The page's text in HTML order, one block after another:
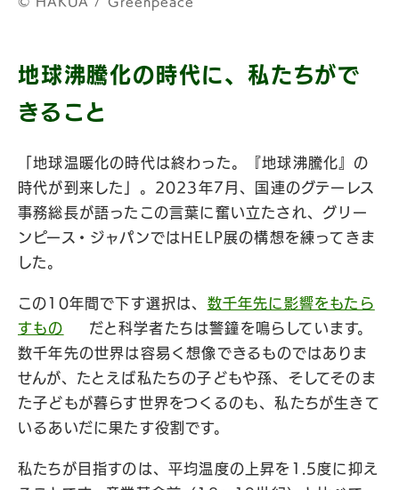
地球沸騰化の時代に、私たちがで
きること
「地球温暖化の時代は終わった。『地球沸騰化』の
時代が到来した」。2023年7月、国連のグテーレス
事務総長が語ったこの言葉に奮い立たされ、グリー
ンピース・ジャパンではHELP展の構想を練ってきま
した。
この10年間で下す選択は、 数千年先に影響をもたら
すもの
だと科学者たちは警鐘を鳴らしています。
数千年先の世界は容易く想像できるものではありま
せんが、たとえば私たちの子どもや孫、そしてそのま
た子どもが暮らす世界をつくるのも、私たちが生きて
いるあいだに果たす役割です。
私たちが目指すのは、平均温度の上昇を1.5度に抑え